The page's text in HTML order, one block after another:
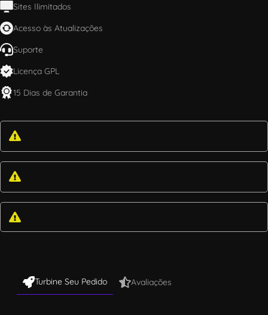
Sites Ilimitados
Acesso às Atualizações
Suporte
Licença GPL
15 Dias de Garantia
Turbine Seu Pedido Avaliações